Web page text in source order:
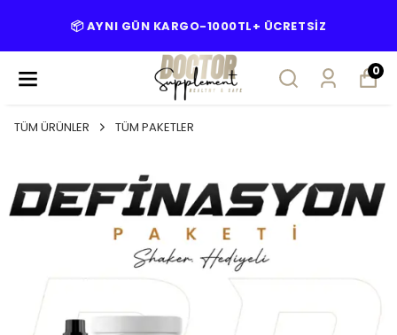
📦 AYNI GÜN KARGO-1000TL+ ÜCRETSİZ
0
TÜM ÜRÜNLER TÜM PAKETLER